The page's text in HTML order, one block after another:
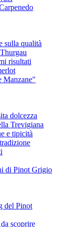
sulla qualità
risultati
Manzane"
dolcezza
Trevigiana
e tipicità
di Pinot Grigio
del Pinot
scoprire